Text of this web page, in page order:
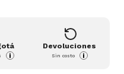
i
Devoluciones
Sin costo i